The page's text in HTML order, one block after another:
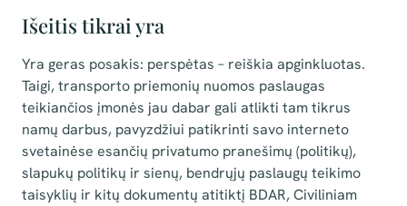
Išeitis tikrai yra
Yra geras posakis: perspėtas – reiškia apginkluotas.
Taigi, transporto priemonių nuomos paslaugas
teikiančios įmonės jau dabar gali atlikti tam tikrus
namų darbus, pavyzdžiui patikrinti savo interneto
svetainėse esančių privatumo pranešimų (politikų),
slapukų politikų ir sienų, bendrųjų paslaugų teikimo
taisyklių ir kitų dokumentų atitiktį BDAR, Civiliniam